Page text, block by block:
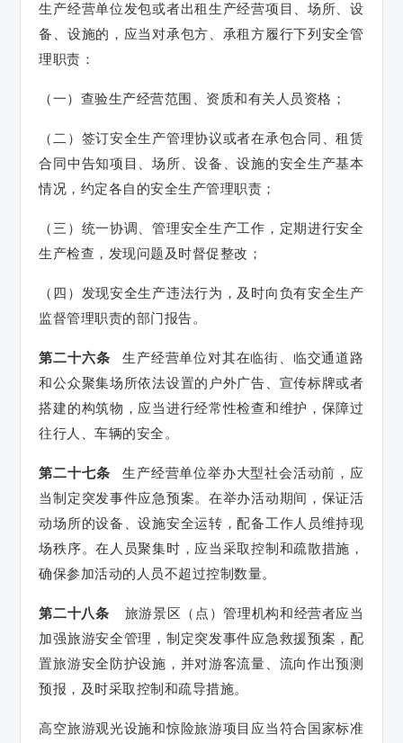
生产经营单位发包或者出租生产经营项目、场所、设
备、设施的，应当对承包方、承租方履行下列安全管
理职责：
（一）查验生产经营范围、资质和有关人员资格；
（二）签订安全生产管理协议或者在承包合同、租赁
合同中告知项目、场所、设备、设施的安全生产基本
情况，约定各自的安全生产管理职责；
（三）统一协调、管理安全生产工作，定期进行安全
生产检查，发现问题及时督促整改；
（四）发现安全生产违法行为，及时向负有安全生产
监督管理职责的部门报告。
第二十六条 生产经营单位对其在临街、临交通道路
和公众聚集场所依法设置的户外广告、宣传标牌或者
搭建的构筑物，应当进行经常性检查和维护，保障过
往行人、车辆的安全。
第二十七条 生产经营单位举办大型社会活动前，应
当制定突发事件应急预案。在举办活动期间，保证活
动场所的设备、设施安全运转，配备工作人员维持现
场秩序。在人员聚集时，应当采取控制和疏散措施，
确保参加活动的人员不超过控制数量。
第二十八条
旅游景区（点）管理机构和经营者应当
加强旅游安全管理，制定突发事件应急救援预案，配
置旅游安全防护设施，并对游客流量、流向作出预测
预报，及时采取控制和疏导措施。
高空旅游观光设施和惊险旅游项目应当符合国家标准